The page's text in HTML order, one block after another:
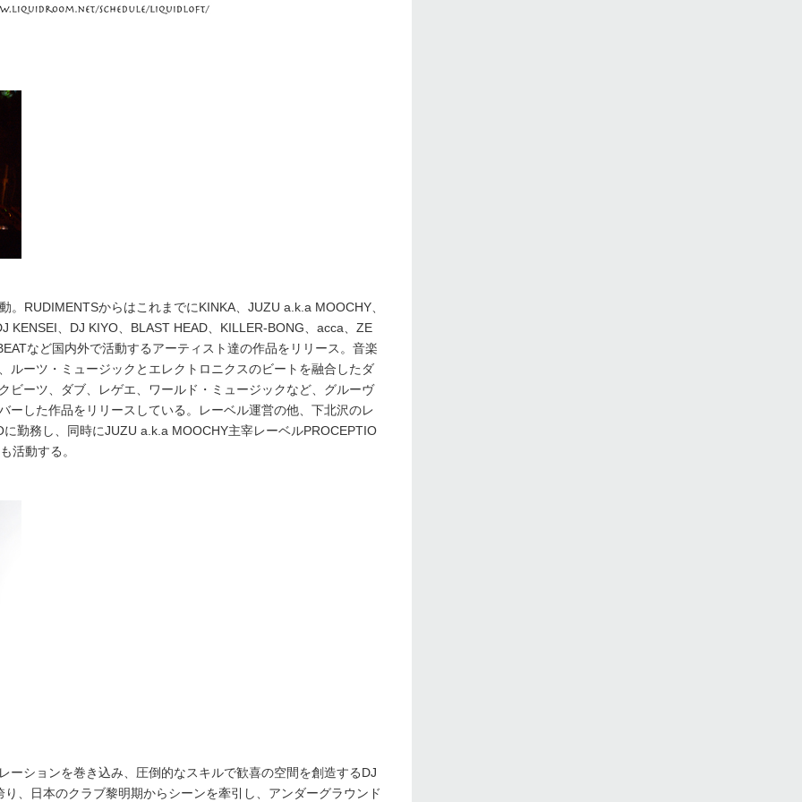
。RUDIMENTSからはこれまでにKINKA、JUZU a.k.a MOOCHY、
KENSEI、DJ KIYO、BLAST HEAD、KILLER-BONG、acca、ZE
など国内外で活動するアーティスト達の作品をリリース。音楽
ルーツ・ミュージックとエレクトロニクスのビートを融合したダ
ビーツ、ダブ、レゲエ、ワールド・ミュージックなど、グルーヴ
ーした作品をリリースしている。レーベル運営の他、下北沢のレ
勤務し、同時にJUZU a.k.a MOOCHY主宰レーベルPROCEPTIO
活動する。
ーションを巻き込み、圧倒的なスキルで歓喜の空間を創造するDJ
、日本のクラブ黎明期からシーンを牽引し、アンダーグラウンド